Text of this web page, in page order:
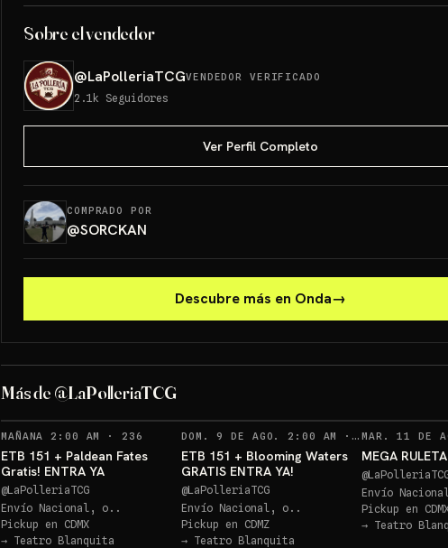
Sobre el vendedor
@LaPolleriaTCGVENDEDOR VERIFICADO
2.1k Seguidores
Ver Perfil Completo
COMPRADO POR
@SORCKAN
Descubre más en Onda→
Más de @LaPolleriaTCG
Sorteos: ETB Paldean GRATIS +10 más→
MAÑANA 2:00 AM · 236 RECORDATORIOS
ETB 151 + Paldean Fates
Gratis! ENTRA YA
@LaPolleriaTCG
Envío Nacional, o..
Pickup en CDMX
→ Teatro Blanquita
DOM. 9 DE AGO. 2:00 AM · 252
ETB 151 + Blooming Waters
GRATIS ENTRA YA!
@LaPolleriaTCG
Envío Nacional, o..
Pickup en CDMZ
→ Teatro Blanquita
MAR. 11 DE
MEGA
@
Envío
Pickup en
→ Teatro